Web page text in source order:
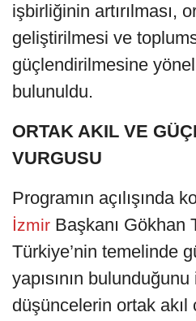
işbirliğinin artırılması,
geliştirilmesi ve
güçlendirilmesine
bulunuldu.
ORTAK AKIL VE
VURGUSU
Programın açılışında
İzmir Başkanı Gökhan
Türkiye’nin temelinde
yapısının
düşüncelerin ortak